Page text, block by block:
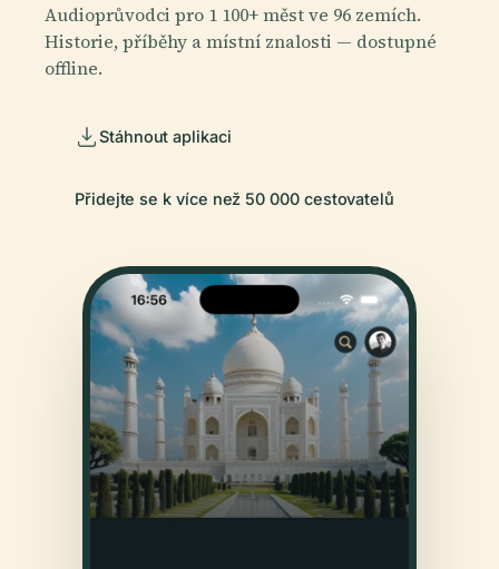
Audioprůvodci pro 1 100+ měst ve 96 zemích.
Historie, příběhy a místní znalosti — dostupné
offline.
Stáhnout aplikaci
Přidejte se k více než 50 000 cestovatelů